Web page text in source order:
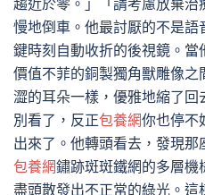
趨近於零。」「請考慮放棄
慢地倒車。他最討厭的不是
鍵時刻自動收折的後視鏡。
價值不菲的銅製獨角獸雕像
澀的耳朵一樣，優雅地縮了
別看了，反正包養網你也停不
出來了。他轉頭看去，發現那
包養網鏽跡斑斑鐵網的多層機
盡頭散發出不正常的綠光。